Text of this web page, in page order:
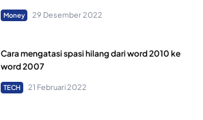
Money 29 Desember 2022
Cara mengatasi spasi hilang dari word 2010 ke
word 2007
TECH 21 Februari 2022